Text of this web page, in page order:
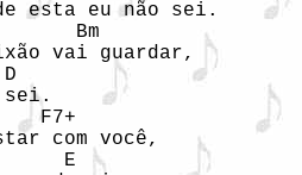
esta eu não sei.
Bm
vai guardar,
D
sei.
F7+
estar com você,
E